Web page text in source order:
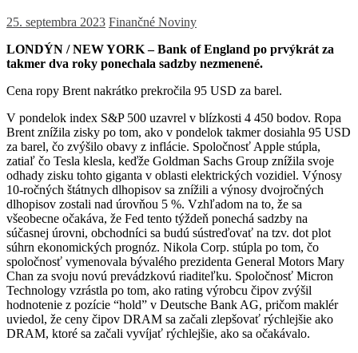
25. septembra 2023 Finančné Noviny
LONDÝN / NEW YORK – Bank of England po prvýkrát za
takmer dva roky ponechala sadzby nezmenené.
Cena ropy Brent nakrátko prekročila 95 USD za barel.
V pondelok index S&P 500 uzavrel v blízkosti 4 450 bodov. Ropa
Brent znížila zisky po tom, ako v pondelok takmer dosiahla 95 USD
za barel, čo zvýšilo obavy z inflácie. Spoločnosť Apple stúpla,
zatiaľ čo Tesla klesla, keďže Goldman Sachs Group znížila svoje
odhady zisku tohto giganta v oblasti elektrických vozidiel. Výnosy
10-ročných štátnych dlhopisov sa znížili a výnosy dvojročných
dlhopisov zostali nad úrovňou 5 %. Vzhľadom na to, že sa
všeobecne očakáva, že Fed tento týždeň ponechá sadzby na
súčasnej úrovni, obchodníci sa budú sústreďovať na tzv. dot plot
súhrn ekonomických prognóz. Nikola Corp. stúpla po tom, čo
spoločnosť vymenovala bývalého prezidenta General Motors Mary
Chan za svoju novú prevádzkovú riaditeľku. Spoločnosť Micron
Technology vzrástla po tom, ako rating výrobcu čipov zvýšil
hodnotenie z pozície “hold” v Deutsche Bank AG, pričom maklér
uviedol, že ceny čipov DRAM sa začali zlepšovať rýchlejšie ako
DRAM, ktoré sa začali vyvíjať rýchlejšie, ako sa očakávalo.